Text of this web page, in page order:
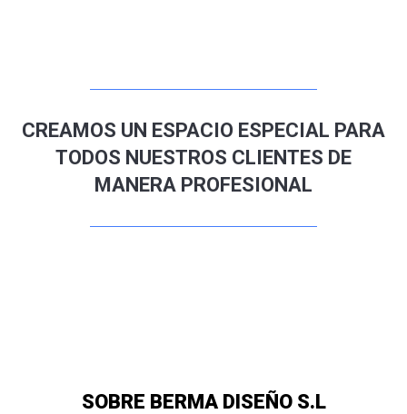
CREAMOS UN ESPACIO ESPECIAL PARA
TODOS NUESTROS CLIENTES DE
MANERA PROFESIONAL
SOBRE BERMA DISEÑO S.L